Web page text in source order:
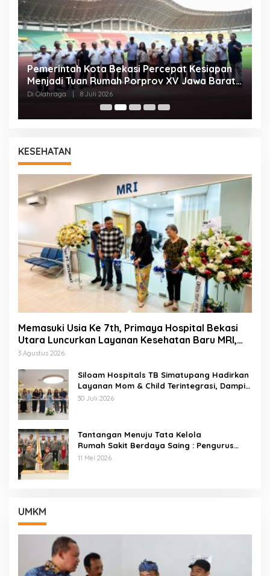
Pemerintah Kota Bekasi Percepat Kesiapan
Menjadi Tuan Rumah Porprov XV Jawa Barat
2026
Di Olahraga | 8 Juli 2026
KESEHATAN
Memasuki Usia Ke 7th, Primaya Hospital Bekasi
Utara Luncurkan Layanan Kesehatan Baru MRI,
Wellness Center, Brain Dan Neurospine Center
3 Agustus 2026
Siloam Hospitals TB Simatupang Hadirkan
Layanan Mom & Child Terintegrasi, Dampin
gi Keluarga Dari Kehamilan Hingga Tumbuh
30 Juli 2026
Tantangan Menuju Tata Kelola
Rumah Sakit Berdaya Saing : Pengurus
ARSSI 2026–2029 Cabang Kota Bekasi
11 Mei 2026
UMKM